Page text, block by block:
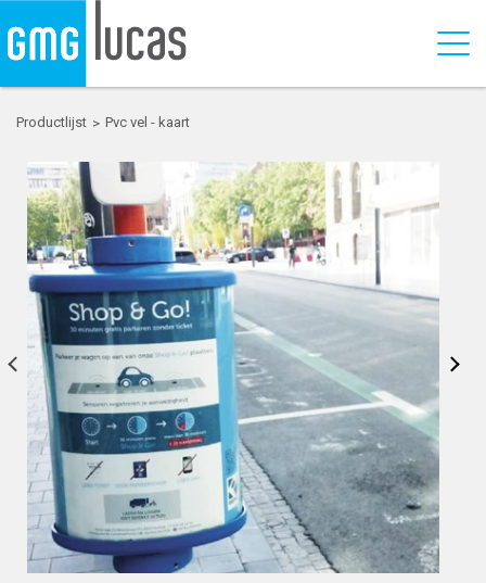
Productlijst Pvc vel - kaart